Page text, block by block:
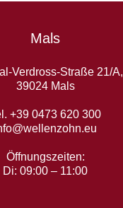
Mals
Verdross-Straße 21/A,
39024 Mals
+39 0473 620 300
Öffnungszeiten:
Di: 09:00 – 11:00